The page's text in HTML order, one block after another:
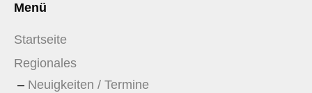
Menü
Startseite
Regionales
Neuigkeiten / Termine